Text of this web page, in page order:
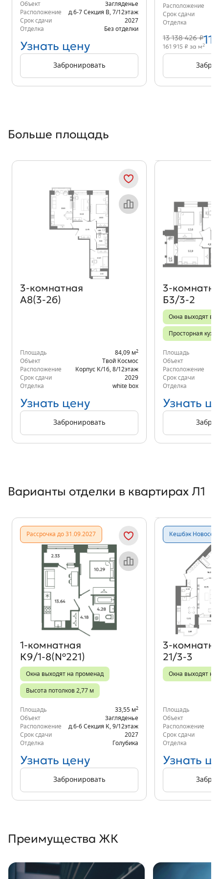
Объект
Загляденье
Расположение
д.6-7 Секция В 7/12этаж
Срок сдачи
2027
Отделка
Без отделки
Узнать цену
Забронировать
Расположение
Срок сдачи
Отделка
13 138 426 ₽
161 915 ₽ за м2
Больше площадь
Объект месяца
3‑комнатная
А8(3-2б)
Площадь 84,09 м2
Объект
Твой Космос
Расположение
Корпус К/16 8/12этаж
Срок сдачи
2029
Отделка
white box
Узнать цену
Забронировать
Б3/3-2
Окна выходят во
Просторная
Площадь
Объект
Расположение
Срок сдачи
Отделка
Узнать
Варианты отделки в квартирах Л1
Рассрочка до 31.09.2027
Объект месяца
1‑комнатная
К9/1-8(№221)
Окна выходят на променад
Высота потолков 2,77 м
Площадь 33,55 м2
Объект
Загляденье
Расположение
д.6-6 Секция К 9/12этаж
Срок сдачи
2027
Отделка
Голубика
Узнать цену
Забронировать
Кешбэк
21/3-3
Окна выходят на
Площадь
Объект
Расположение
Срок сдачи
Отделка
Узнать
Преимущества ЖК